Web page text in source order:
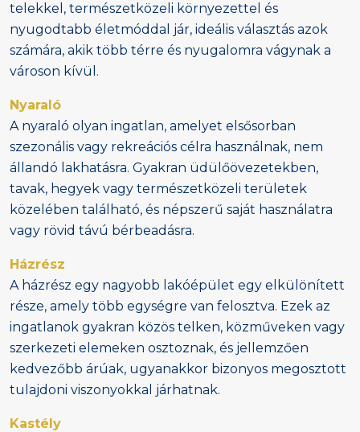
telekkel, természetközeli környezettel és
nyugodtabb életmóddal jár, ideális választás azok
számára, akik több térre és nyugalomra vágynak a
városon kívül.
Nyaraló
A nyaraló olyan ingatlan, amelyet elsősorban
szezonális vagy rekreációs célra használnak, nem
állandó lakhatásra. Gyakran üdülőövezetekben,
tavak, hegyek vagy természetközeli területek
közelében található, és népszerű saját használatra
vagy rövid távú bérbeadásra.
Házrész
A házrész egy nagyobb lakóépület egy elkülönített
része, amely több egységre van felosztva. Ezek az
ingatlanok gyakran közös telken, közműveken vagy
szerkezeti elemeken osztoznak, és jellemzően
kedvezőbb árúak, ugyanakkor bizonyos megosztott
tulajdoni viszonyokkal járhatnak.
Kastély